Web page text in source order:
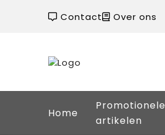
Contact Over ons
Home
Promotionele
artikelen